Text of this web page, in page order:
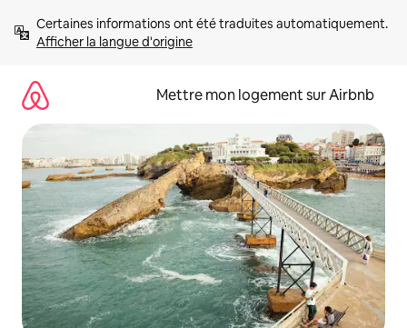
directement
Afficher la langue d'origine
Mettre mon logement sur Airbnb